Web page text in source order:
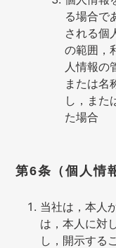
る場合で
される個
の範囲，
人情報の
または名
し，また
た場合
第6条（個人情
当社は，本人
は，本人に対
し，開示する